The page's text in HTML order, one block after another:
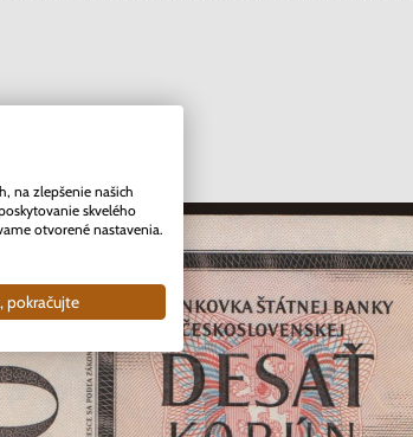
na zlepšenie našich
skvelého
otvorené nastavenia.
pokračujte